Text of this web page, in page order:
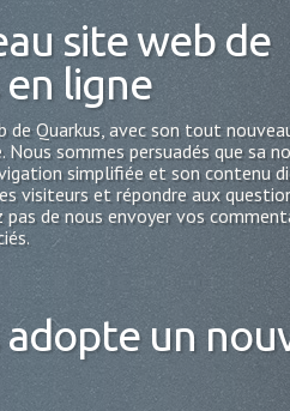
site web de
ligne
de Quarkus, avec son tout
Nous sommes persuadés que sa
simplifiée et son contenu
visiteurs et répondre aux
pas de nous envoyer vos
un